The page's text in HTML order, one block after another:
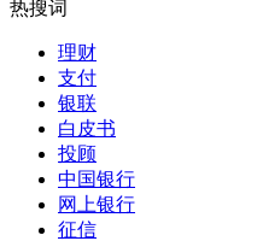
热搜词
理财
支付
银联
白皮书
投顾
中国银行
网上银行
征信